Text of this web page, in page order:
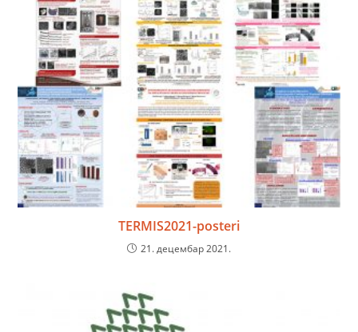
TERMIS2021-posteri
21. децембар 2021.